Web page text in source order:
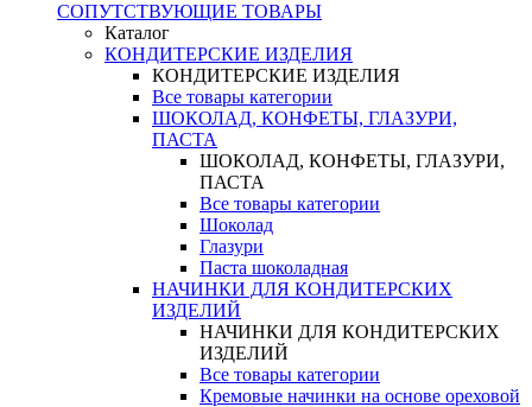
СОПУТСТВУЮЩИЕ ТОВАРЫ
Каталог
КОНДИТЕРСКИЕ ИЗДЕЛИЯ
КОНДИТЕРСКИЕ ИЗДЕЛИЯ
Все товары категории
ШОКОЛАД, КОНФЕТЫ, ГЛАЗУРИ,
ПАСТА
ШОКОЛАД, КОНФЕТЫ, ГЛАЗУРИ,
ПАСТА
Все товары категории
Шоколад
Глазури
Паста шоколадная
НАЧИНКИ ДЛЯ КОНДИТЕРСКИХ
ИЗДЕЛИЙ
НАЧИНКИ ДЛЯ КОНДИТЕРСКИХ
ИЗДЕЛИЙ
Все товары категории
Кремовые начинки на основе ореховой